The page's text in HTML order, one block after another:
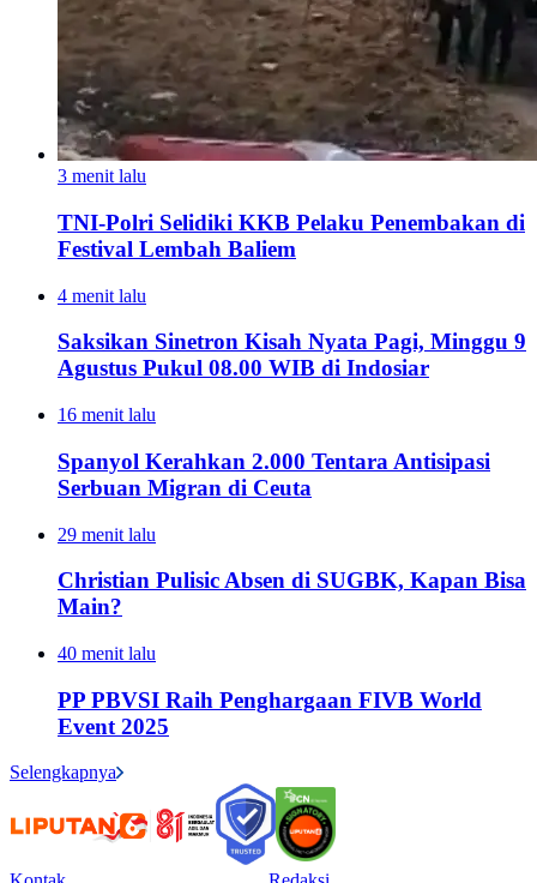
3 menit lalu
TNI-Polri Selidiki KKB Pelaku Penembakan di
Festival Lembah Baliem
4 menit lalu
Saksikan Sinetron Kisah Nyata Pagi, Minggu 9
Agustus Pukul 08.00 WIB di Indosiar
16 menit lalu
Spanyol Kerahkan 2.000 Tentara Antisipasi
Serbuan Migran di Ceuta
29 menit lalu
Christian Pulisic Absen di SUGBK, Kapan Bisa
Main?
40 menit lalu
PP PBVSI Raih Penghargaan FIVB World
Event 2025
Selengkapnya